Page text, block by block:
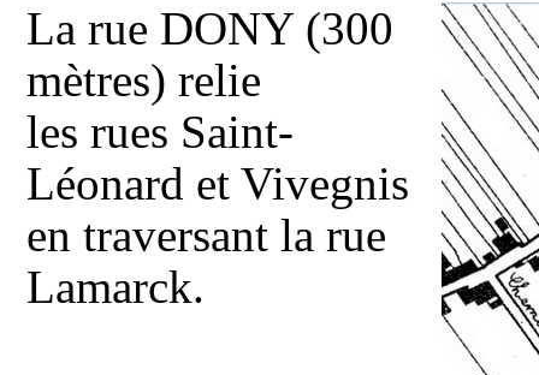
La rue DONY (300
mètres) relie
les rues Saint-
Léonard et Vivegnis
en traversant la rue
Lamarck.